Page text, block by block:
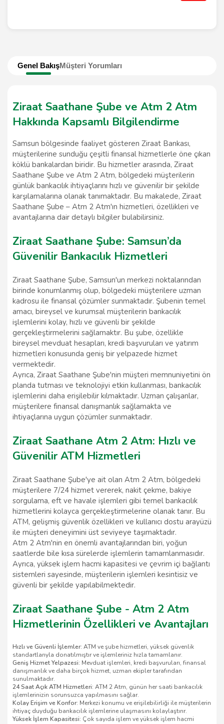
Genel BakışMüşteri Yorumları
Ziraat Saathane Şube ve Atm 2 Atm
Hakkında Kapsamlı Bilgilendirme
Samsun bölgesinde faaliyet gösteren Ziraat Bankası,
müşterilerine sunduğu çeşitli finansal hizmetlerle öne çıkan
köklü bankalardan biridir. Bu hizmetler arasında, Ziraat
Saathane Şube ve Atm 2 Atm, bölgedeki müşterilerin
günlük bankacılık ihtiyaçlarını hızlı ve güvenilir bir şekilde
karşılamalarına olanak tanımaktadır. Bu makalede, Ziraat
Saathane Şube – Atm 2 Atm'ın hizmetleri, özellikleri ve
avantajlarına dair detaylı bilgiler bulabilirsiniz.
Ziraat Saathane Şube: Samsun’da
Güvenilir Bankacılık Hizmetleri
Ziraat Saathane Şube, Samsun'un merkezi noktalarından
birinde konumlanmış olup, bölgedeki müşterilere uzman
kadrosu ile finansal çözümler sunmaktadır. Şubenin temel
amacı, bireysel ve kurumsal müşterilerin bankacılık
işlemlerini kolay, hızlı ve güvenli bir şekilde
gerçekleştirmelerini sağlamaktır. Bu şube, özellikle
bireysel mevduat hesapları, kredi başvuruları ve yatırım
hizmetleri konusunda geniş bir yelpazede hizmet
vermektedir.
Ayrıca, Ziraat Saathane Şube'nin müşteri memnuniyetini ön
planda tutması ve teknolojiyi etkin kullanması, bankacılık
işlemlerini daha erişilebilir kılmaktadır. Uzman çalışanlar,
müşterilere finansal danışmanlık sağlamakta ve
ihtiyaçlarına uygun çözümler sunmaktadır.
Ziraat Saathane Atm 2 Atm: Hızlı ve
Güvenilir ATM Hizmetleri
Ziraat Saathane Şube'ye ait olan Atm 2 Atm, bölgedeki
müşterilere 7/24 hizmet vererek, nakit çekme, bakiye
sorgulama, eft ve havale işlemleri gibi temel bankacılık
hizmetlerini kolayca gerçekleştirmelerine olanak tanır. Bu
ATM, gelişmiş güvenlik özellikleri ve kullanıcı dostu arayüzü
ile müşteri deneyimini üst seviyeye taşımaktadır.
Atm 2 Atm'nin en önemli avantajlarından biri, yoğun
saatlerde bile kısa sürelerde işlemlerin tamamlanmasıdır.
Ayrıca, yüksek işlem hacmi kapasitesi ve çevrim içi bağlantı
sistemleri sayesinde, müşterilerin işlemleri kesintisiz ve
güvenli bir şekilde yapılabilmektedir.
Ziraat Saathane Şube - Atm 2 Atm
Hizmetlerinin Özellikleri ve Avantajları
Hızlı ve Güvenli İşlemler: ATM ve şube hizmetleri, yüksek güvenlik
standartlarıyla donatılmıştır ve işlemleriniz hızla tamamlanır.
Geniş Hizmet Yelpazesi: Mevduat işlemleri, kredi başvuruları, finansal
danışmanlık ve daha birçok hizmet, uzman ekipler tarafından
sunulmaktadır.
24 Saat Açık ATM Hizmetleri: ATM 2 Atm, günün her saati bankacılık
işlemlerinizin sorunsuzca yapılmasını sağlar.
Kolay Erişim ve Konfor: Merkezi konumu ve erişilebilirliği ile müşterilerin
ihtiyaç duyduğu bankacılık işlemlerine ulaşmasını kolaylaştırır.
Yüksek İşlem Kapasitesi: Çok sayıda işlem ve yüksek işlem hacmi